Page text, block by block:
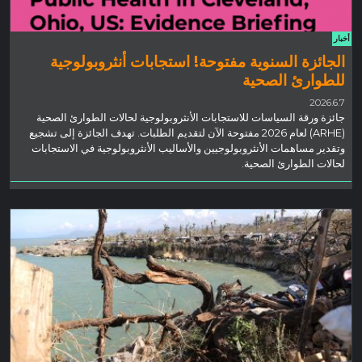
أخبار
الجائزة السنوية مفتوحة! استجابات أنثروبولوجية
للطوارئ الصحية
2026.6.7
جائزة ورقة السياسات للاستجابات الأنثروبولوجية لحالات الطوارئ الصحية
(ARHE) لعام 2026 مفتوحة الآن لتقديم الطلبات. تهدف الجائزة إلى تشجيع
وتقدير مساهمات الأنثروبولوجيين والأساليب الأنثروبولوجية في الاستجابات
لحالات الطوارئ الصحية.